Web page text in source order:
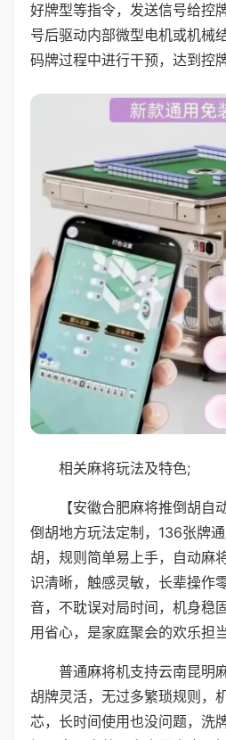
好牌型等指令，发送信号给控
号后驱动内部微型电机或机械
码牌过程中进行干预，达到控牌
相关麻将玩法及特色;
【安徽合肥麻将推倒胡自
倒胡地方玩法定制，136张牌
胡，规则简单易上手，自动麻
识清晰，触感灵敏，长辈操作
音，不耽误对局时间，机身稳
用省心，是家庭聚会的欢乐担当
普通麻将机支持云南昆明
胡牌灵活，无过多繁琐规则，
芯，长时间使用也没问题，洗